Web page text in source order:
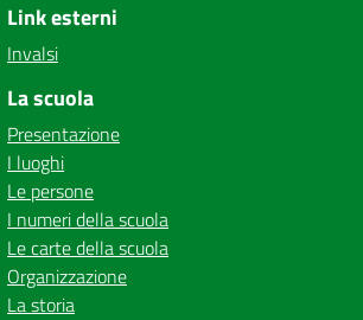
Link esterni
Invalsi
La scuola
Presentazione
I luoghi
Le persone
I numeri della scuola
Le carte della scuola
Organizzazione
La storia